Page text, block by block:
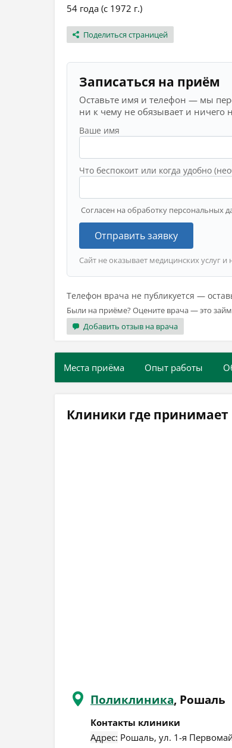
54 года (с 1972 г.)
Поделиться страницей
Записаться на приём
Оставьте имя и телефон — мы
ни к чему не обязывает и ничего
Ваше имя
Что беспокоит или когда удобно
Согласен на обработку персональных
Отправить заявку
Сайт не оказывает медицинских услуг
Телефон врача не публикуется —
Были на приёме? Оцените врача — это
Добавить отзыв на врача
Места приёма Опыт работы
Клиники где принимает
Поликлиника, Рошаль
Контакты клиники
Адрес: Рошаль, ул. 1-я